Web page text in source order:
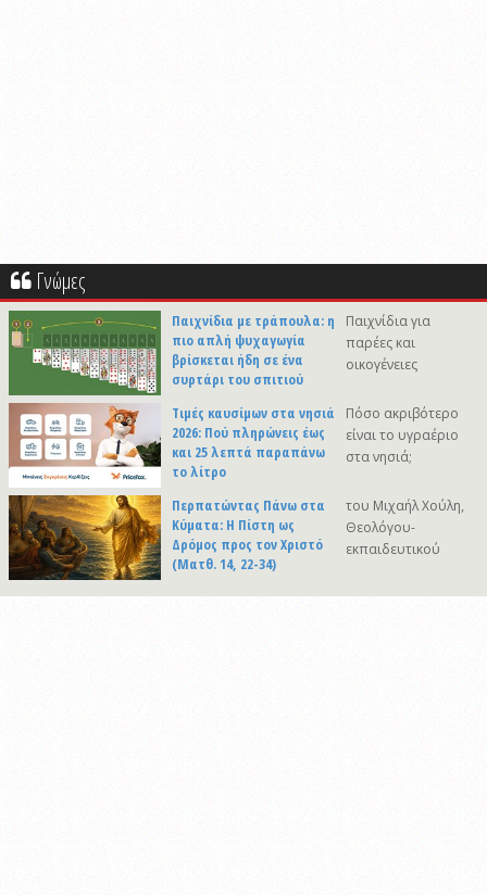
Γνώμες
Παιχνίδια με τράπουλα: η
πιο απλή ψυχαγωγία
βρίσκεται ήδη σε ένα
συρτάρι του σπιτιού
Παιχνίδια για
παρέες και
οικογένειες
Τιμές καυσίμων στα νησιά
2026: Πού πληρώνεις έως
και 25 λεπτά παραπάνω
το λίτρο
Πόσο ακριβότερο
είναι το υγραέριο
στα νησιά;
Περπατώντας Πάνω στα
Κύματα: Η Πίστη ως
Δρόμος προς τον Χριστό
(Ματθ. 14, 22-34)
του Μιχαήλ Χούλη,
Θεολόγου-
εκπαιδευτικού